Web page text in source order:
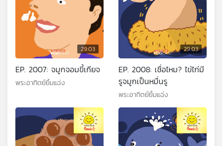
29:03
EP. 2007: จมูกจอมขี้เกียจ
พระอาทิตย์ยิ้มแฉ่ง
29:03
EP. 2008: เชื่อไหม? ไข่ไก่มี
รูจมูกเป็นหมื่นรู
พระอาทิตย์ยิ้มแฉ่ง